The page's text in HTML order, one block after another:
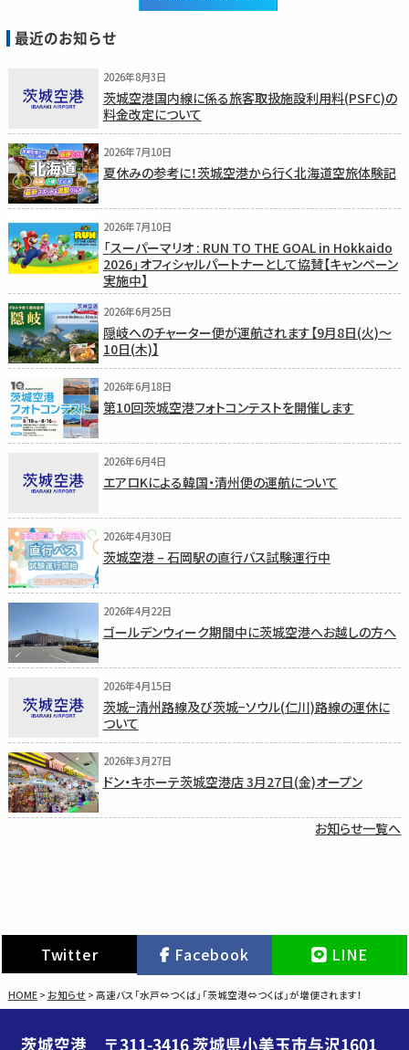
最近のお知らせ
2026年8月3日
茨城空港国内線に係る旅客取扱施設利用料(PSFC)の
料金改定について
2026年7月10日
夏休みの参考に！茨城空港から行く北海道空旅体験記
2026年7月10日
「スーパーマリオ : RUN TO THE GOAL in Hokkaido
2026」オフィシャルパートナーとして協賛【キャンペーン
実施中】
2026年6月25日
隠岐へのチャーター便が運航されます【9月8日(火)〜
10日(木)】
2026年6月18日
第10回茨城空港フォトコンテストを開催します
2026年6月4日
エアロKによる韓国・清州便の運航について
2026年4月30日
茨城空港 – 石岡駅の直行バス試験運行中
2026年4月22日
ゴールデンウィーク期間中に茨城空港へお越しの方へ
2026年4月15日
茨城−清州路線及び茨城−ソウル(仁川)路線の運休に
ついて
2026年3月27日
ドン・キホーテ茨城空港店 3月27日(金)オープン
お知らせ一覧へ
Twitter Facebook LINE
HOME> お知らせ > 高速バス「水戸⇔つくば」「茨城空港⇔つくば」が増便されます！
茨城空港 〒311-3416 茨城県小美玉市与沢1601